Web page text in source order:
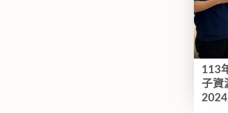
113
子資